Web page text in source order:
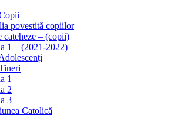
povestită copiilor
cateheze – (copii)
1 – (2021-2022)
1
2
3
Catolică